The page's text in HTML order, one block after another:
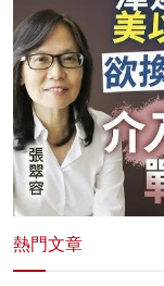
熱門文章